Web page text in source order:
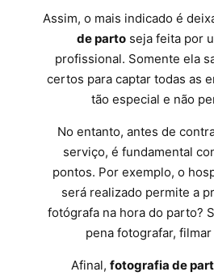
Assim, o mais indicado é
de partoseja feita por
profissional. Somente ela
certos para captar todas as
tão especial e não
No entanto, antes de
serviço, é fundamental
pontos. Por exemplo, o
será realizado permite a
fotógrafa na hora do parto?
pena fotografar,
Afinal, fotografia de